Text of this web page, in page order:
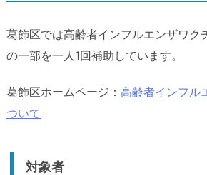
葛飾区では高齢者インフルエンザワク
の一部を一人1回補助しています。
葛飾区ホームページ： 高齢者インフル
ついて
対象者